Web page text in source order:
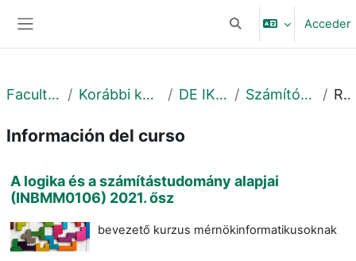
Selector de búsqueda
Acceder
Faculty of Informatics Korábbi kurzusok - Previous courses DE IK - 2021. ősz - Fall Számítógéptudományi Tanszék Resumen
Información del curso
A logika és a számítástudomány alapjai
(INBMM0106) 2021. ősz
bevezető kurzus mérnökinformatikusoknak